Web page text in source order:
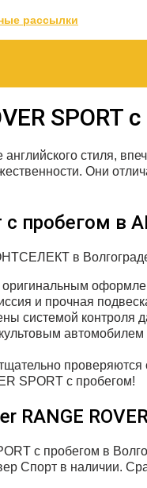
рассылки
SPORT
английского стиля,
Они
с пробегом в
в
оригинальным
и прочная
системой
SPORT с пробегом!
с пробегом в
в наличии.